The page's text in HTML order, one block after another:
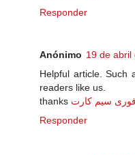
Responder
Anónimo 19 de abril
Helpful article. Such
readers like us.
thanks سیم کارت
Responder